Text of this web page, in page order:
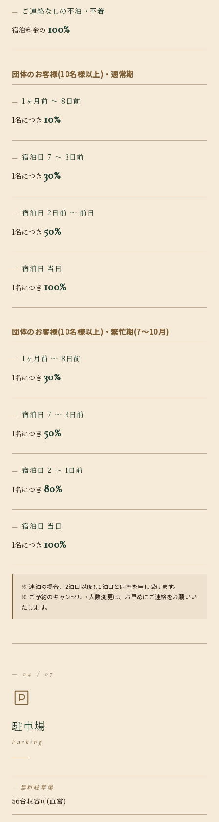
ご連絡なしの不泊・不着
宿泊料金の 100%
団体のお客様(10名様以上)・通常期
1ヶ月前 〜 8日前
1名につき 10%
宿泊日 7 〜 3日前
1名につき 30%
宿泊日 2日前 〜 前日
1名につき 50%
宿泊日 当日
1名につき 100%
団体のお客様(10名様以上)・繁忙期(7〜10月)
1ヶ月前 〜 8日前
1名につき 30%
宿泊日 7 〜 3日前
1名につき 50%
宿泊日 2 〜 1日前
1名につき 80%
宿泊日 当日
1名につき 100%
※ 連泊の場合、2泊目以降も1泊目と同率を申し受けます。
※ ご予約のキャンセル・人数変更は、お早めにご連絡をお願いい
たします。
— 04 / 07
駐車場
Parking
無料駐車場
56台収容可(直営)